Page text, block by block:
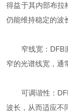
得益于其内部布拉
仍能维持稳定的波
窄线宽：DFB激
窄的光谱线宽，通
可调谐性：DFB
波长，从而适应不